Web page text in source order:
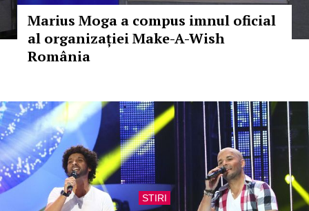
Marius Moga a compus imnul oficial
al organizației Make-A-Wish
România
STIRI